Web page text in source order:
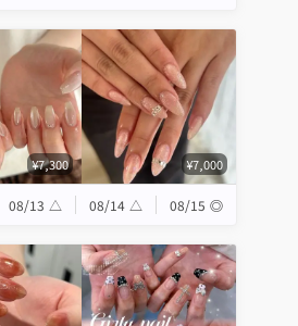
¥7,300 ¥7,000
08/13 △ 08/14 △ 08/15 ◎